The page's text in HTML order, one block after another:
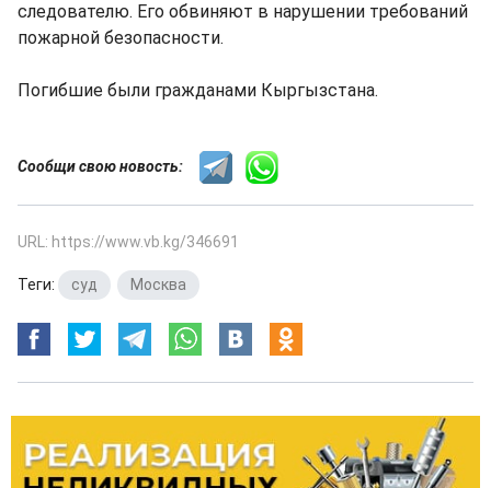
следователю. Его обвиняют в нарушении требований
пожарной безопасности.
Погибшие были гражданами Кыргызстана.
Сообщи свою новость:
URL: https://www.vb.kg/346691
Теги: суд Москва